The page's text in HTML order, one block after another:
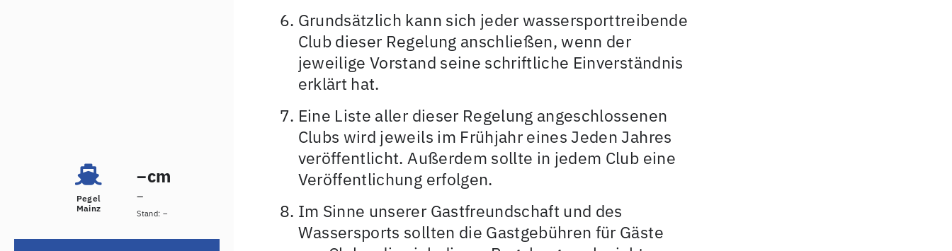
Pegel
Mainz
–cm
–
Stand: –
Grundsätzlich kann sich jeder wassersporttreibende
Club dieser Regelung anschließen, wenn der
jeweilige Vorstand seine schriftliche Einverständnis
erklärt hat.
Eine Liste aller dieser Regelung angeschlossenen
Clubs wird jeweils im Frühjahr eines Jeden Jahres
veröffentlicht. Außerdem sollte in jedem Club eine
Veröffentlichung erfolgen.
Im Sinne unserer Gastfreundschaft und des
Wassersports sollten die Gastgebühren für Gäste